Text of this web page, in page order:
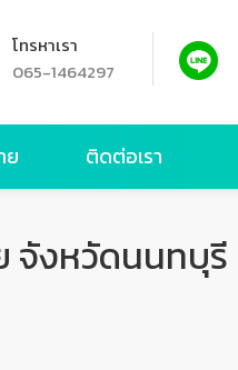
โทรหาเรา
065-1464297
ย ติดต่อเรา
จังหวัดนนทบุรี